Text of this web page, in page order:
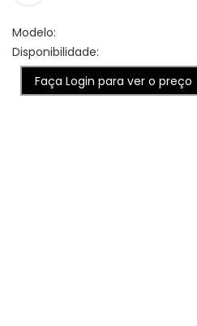
Modelo:
Disponibilidade:
Faça Login para ver o preço